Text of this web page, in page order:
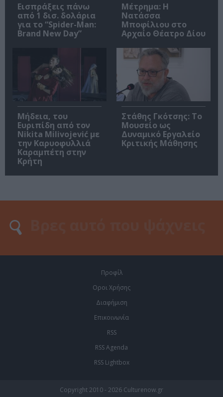
Εισπράξεις πάνω
από 1 δισ. δολάρια
για το “Spider-Man:
Brand New Day”
Μέτρημα: Η
Νατάσσα
Μποφίλιου στο
Αρχαίο Θέατρο Δίου
Μήδεια, του
Ευριπίδη από τον
Nikita Milivojević με
την Καρυοφυλλιά
Καραμπέτη στην
Κρήτη
Στάθης Γκότσης: Το
Μουσείο ως
Δυναμικό Εργαλείο
Κριτικής Μάθησης
Προφίλ
Οροι Χρήσης
Διαφήμιση
Επικοινωνία
RSS
RSS Agenda
RSS Lightbox
Copyright 2010 - 2026 Culturenow.gr